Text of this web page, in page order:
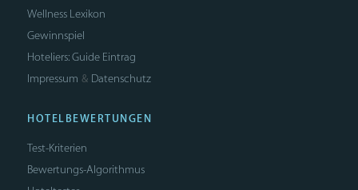
Wellness Lexikon
Gewinnspiel
Hoteliers: Guide Eintrag
Impressum & Datenschutz
HOTELBEWERTUNGEN
Test-Kriterien
Bewertungs-Algorithmus